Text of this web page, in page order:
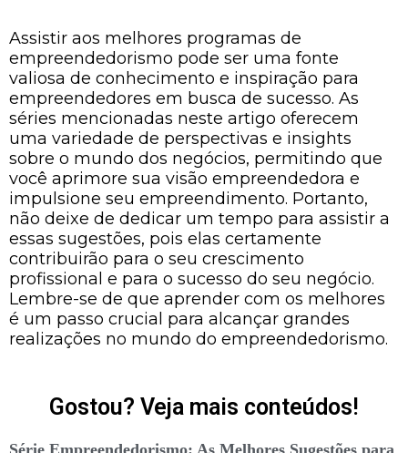
Assistir aos melhores programas de
empreendedorismo pode ser uma fonte
valiosa de conhecimento e inspiração para
empreendedores em busca de sucesso. As
séries mencionadas neste artigo oferecem
uma variedade de perspectivas e insights
sobre o mundo dos negócios, permitindo que
você aprimore sua visão empreendedora e
impulsione seu empreendimento. Portanto,
não deixe de dedicar um tempo para assistir a
essas sugestões, pois elas certamente
contribuirão para o seu crescimento
profissional e para o sucesso do seu negócio.
Lembre-se de que aprender com os melhores
é um passo crucial para alcançar grandes
realizações no mundo do empreendedorismo.
Gostou? Veja mais conteúdos!
Série Empreendedorismo: As Melhores Sugestões para